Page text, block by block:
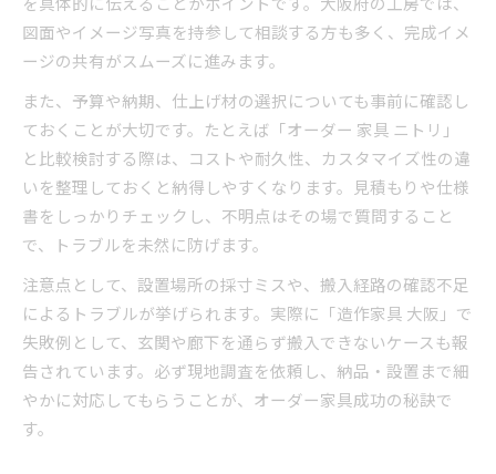
図面やイメージ写真を持参して相談する方も多く、完成イメ
ージの共有がスムーズに進みます。
また、予算や納期、仕上げ材の選択についても事前に確認し
ておくことが大切です。たとえば「オーダー 家具 ニトリ」
と比較検討する際は、コストや耐久性、カスタマイズ性の違
いを整理しておくと納得しやすくなります。見積もりや仕様
書をしっかりチェックし、不明点はその場で質問すること
で、トラブルを未然に防げます。
注意点として、設置場所の採寸ミスや、搬入経路の確認不足
によるトラブルが挙げられます。実際に「造作家具 大阪」で
失敗例として、玄関や廊下を通らず搬入できないケースも報
告されています。必ず現地調査を依頼し、納品・設置まで細
やかに対応してもらうことが、オーダー家具成功の秘訣で
す。